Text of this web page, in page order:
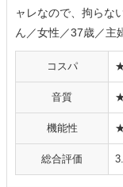
ャレなので、拘らな
ん／女性／37歳／主
コスパ
音質
機能性
総合評価